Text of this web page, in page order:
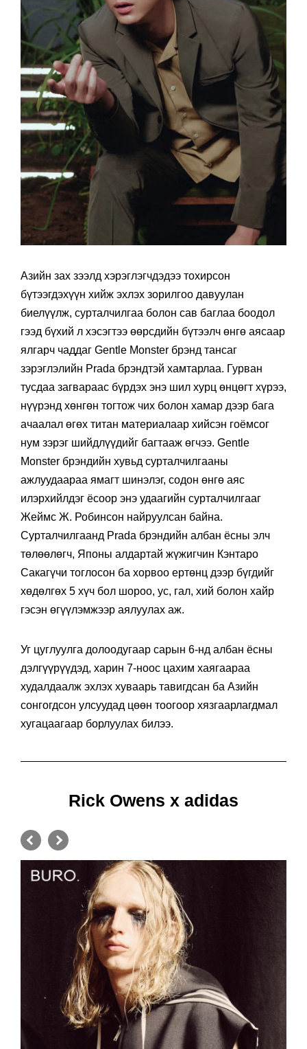
Азийн зах зээлд хэрэглэгчдэдээ тохирсон
бүтээгдэхүүн хийж эхлэх зорилгоо давуулан
биелүүлж, сурталчилгаа болон сав баглаа боодол
гээд бүхий л хэсэгтээ өөрсдийн бүтээлч өнгө аясаар
ялгарч чаддаг Gentle Monster брэнд тансаг
зэрэглэлийн Prada брэндтэй хамтарлаа. Гурван
тусдаа загвараас бүрдэх энэ шил хурц өнцөгт хүрээ,
нүүрэнд хөнгөн тогтож чих болон хамар дээр бага
ачаалал өгөх титан материалаар хийсэн гоёмсог
нум зэрэг шийдлүүдийг багтааж өгчээ. Gentle
Monster брэндийн хувьд сурталчилгааны
ажлуудаараа ямагт шинэлэг, содон өнгө аяс
илэрхийлдэг ёсоор энэ удаагийн сурталчилгааг
Жеймс Ж. Робинсон найруулсан байна.
Сурталчилгаанд Prada брэндийн албан ёсны элч
төлөөлөгч, Японы алдартай жүжигчин Кэнтаро
Сакагүчи тоглосон ба хорвоо ертөнц дээр бүгдийг
хөдөлгөх 5 хүч бол шороо, ус, гал, хий болон хайр
гэсэн өгүүлэмжээр аялуулах аж.
Уг цуглуулга долоодугаар сарын 6-нд албан ёсны
дэлгүүрүүдэд, харин 7-ноос цахим хаягаараа
худалдаалж эхлэх хуваарь тавигдсан ба Азийн
сонгогдсон улсуудад цөөн тоогоор хязгаарлагдмал
хугацаагаар борлуулах билээ.
Rick Owens x adidas